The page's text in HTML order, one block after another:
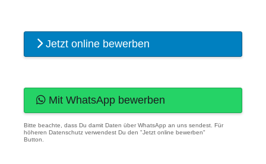
Jetzt online bewerben
Mit WhatsApp bewerben
Bitte beachte, dass Du damit Daten über WhatsApp an uns sendest. Für
höheren Datenschutz verwendest Du den "Jetzt online bewerben"
Button.